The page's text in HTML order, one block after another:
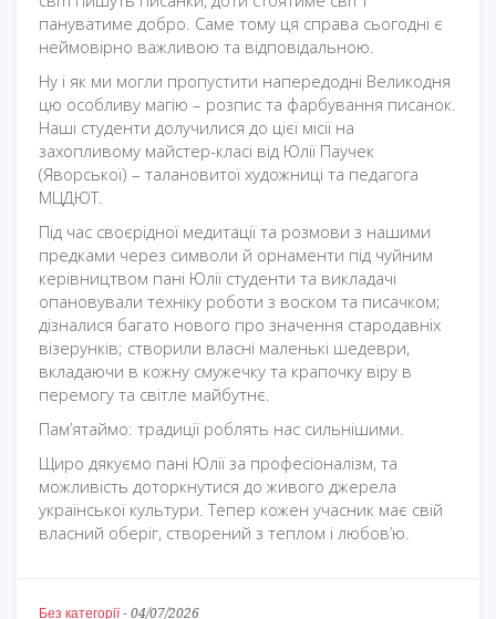
пануватиме добро. Саме тому ця справа сьогодні є
неймовірно важливою та відповідальною.
Ну і як ми могли пропустити напередодні Великодня
цю особливу магію – розпис та фарбування писанок.
Наші студенти долучилися до цієї місії на
захопливому майстер-класі від Юлії Паучек
(Яворської) – талановитої художниці та педагога
МЦДЮТ.
Під час своєрідної медитації та розмови з нашими
предками через символи й орнаменти під чуйним
керівництвом пані Юлії студенти та викладачі
опановували техніку роботи з воском та писачком;
дізналися багато нового про значення стародавніх
візерунків; створили власні маленькі шедеври,
вкладаючи в кожну смужечку та крапочку віру в
перемогу та світле майбутнє.
Пам’ятаймо: традиції роблять нас сильнішими.
Щиро дякуємо пані Юлії за професіоналізм, та
можливість доторкнутися до живого джерела
української культури. Тепер кожен учасник має свій
власний оберіг, створений з теплом і любов’ю.
Без категорії- 04/07/2026